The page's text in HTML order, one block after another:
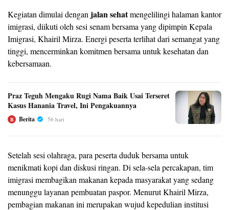
Kegiatan dimulai dengan jalan sehatmengelilingi halaman kantor
imigrasi, diikuti oleh sesi senam bersama yang dipimpin Kepala
Imigrasi, Khairil Mirza. Energi peserta terlihat dari semangat yang
tinggi, mencerminkan komitmen bersama untuk kesehatan dan
kebersamaan.
Praz Teguh Mengaku Rugi Nama Baik Usai Terseret
Kasus Hanania Travel, Ini Pengakuannya
B Berita 56 hari
Setelah sesi olahraga, para peserta duduk bersama untuk
menikmati kopi dan diskusi ringan. Di sela-sela percakapan, tim
imigrasi membagikan makanan kepada masyarakat yang sedang
menunggu layanan pembuatan paspor. Menurut Khairil Mirza,
pembagian makanan ini merupakan wujud kepedulian institusi